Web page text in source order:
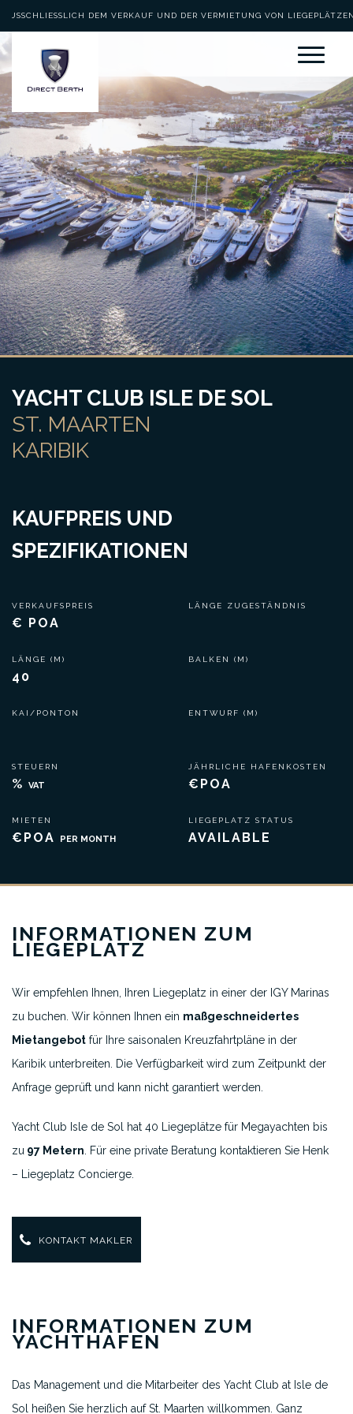
AUSSCHLIESSLICH DEM VERKAUF UND DER VERMIETUNG VON LIEGEPLÄTZEN
YACHT CLUB ISLE DE SOL
ST. MAARTEN
KARIBIK
KAUFPREIS UND
SPEZIFIKATIONEN
VERKAUFSPREIS
€ POA
LÄNGE (M)
40
KAI/PONTON
STEUERN
% VAT
MIETEN
€POA PER MONTH
LÄNGE ZUGESTÄNDNIS
BALKEN (M)
ENTWURF (M)
JÄHRLICHE HAFENKOSTEN
€POA
LIEGEPLATZ STATUS
AVAILABLE
INFORMATIONEN ZUM
LIEGEPLATZ
Wir empfehlen Ihnen, Ihren Liegeplatz in einer der IGY Marinas
zu buchen. Wir können Ihnen ein maßgeschneidertes
Mietangebot für Ihre saisonalen Kreuzfahrtpläne in der
Karibik unterbreiten. Die Verfügbarkeit wird zum Zeitpunkt der
Anfrage geprüft und kann nicht garantiert werden.
Yacht Club Isle de Sol hat 40 Liegeplätze für Megayachten bis
zu 97 Metern . Für eine private Beratung kontaktieren Sie Henk
– Liegeplatz Concierge.
KONTAKT MAKLER
INFORMATIONEN ZUM
YACHTHAFEN
Das Management und die Mitarbeiter des Yacht Club at Isle de
Sol heißen Sie herzlich auf St. Maarten willkommen. Ganz